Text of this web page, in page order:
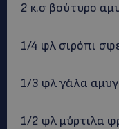
2 κ.σ βούτυρο
1/4 φλ σιρόπι
1/3 φλ γάλα
1/2 φλ μύρτιλα